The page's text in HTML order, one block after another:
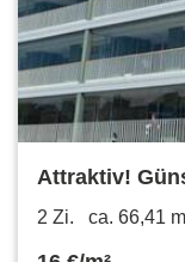
Attraktiv!
großer
2 Zi. ca. 66,41